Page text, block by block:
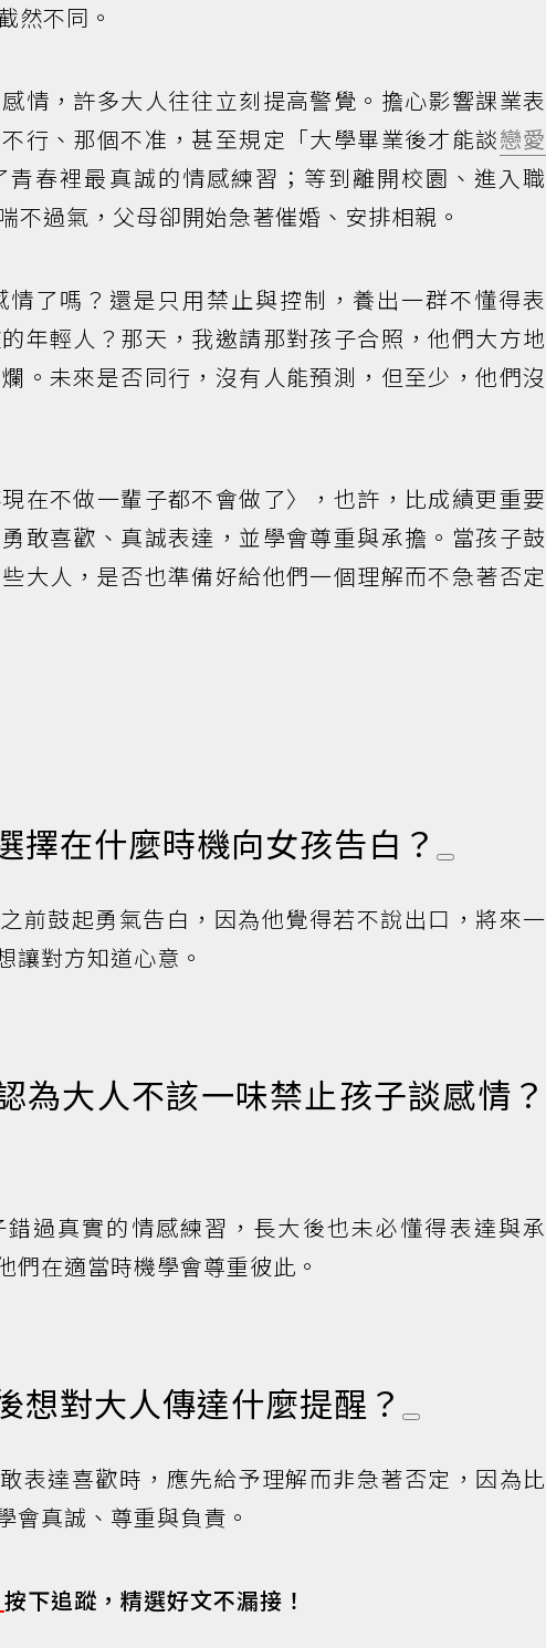
然不同。
情，許多大人往往立刻提高警覺。擔心影響課業表
行、那個不准，甚至規定「大學畢業後才能談戀愛
春裡最真誠的情感練習；等到離開校園、進入職
不過氣，父母卻開始急著催婚、安排相親。
了嗎？還是只用禁止與控制，養出一群不懂得表
年輕人？那天，我邀請那對孩子合照，他們大方地
。未來是否同行，沒有人能預測，但至少，他們沒
在不做一輩子都不會做了〉，也許，比成績更重要
敢喜歡、真誠表達，並學會尊重與承擔。當孩子鼓
大人，是否也準備好給他們一個理解而不急著否定
擇在什麼時機向女孩告白？
前鼓起勇氣告白，因為他覺得若不說出口，將來一
讓對方知道心意。
為大人不該一味禁止孩子談感情？
過真實的情感練習，長大後也未必懂得表達與承
們在適當時機學會尊重彼此。
想對大人傳達什麼提醒？
表達喜歡時，應先給予理解而非急著否定，因為比
會真誠、尊重與負責。
按下追蹤，精選好文不漏接！